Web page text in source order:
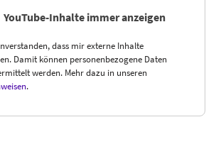
YouTube-Inhalte immer anzeigen
dass mir externe Inhalte
Damit können personenbezogene Daten
werden. Mehr dazu in unseren
.